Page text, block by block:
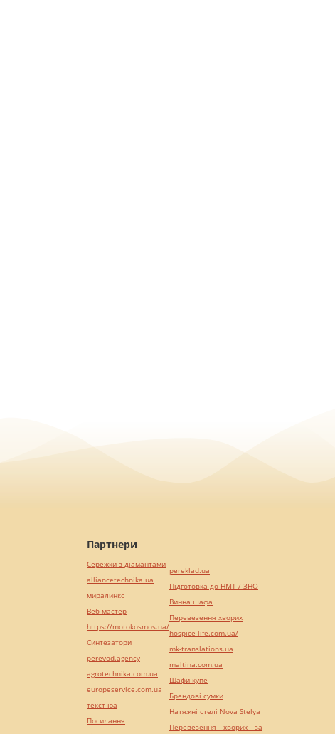
Партнери
Сережки з діамантами
alliancetechnika.ua
миралинкс
Веб мастер
https://motokosmos.ua/
Синтезатори
perevod.agency
agrotechnika.com.ua
europeservice.com.ua
текст юа
Посилання
pereklad.ua
Підготовка до НМТ / ЗНО
Винна шафа
Перевезення хворих
hospice-life.com.ua/
mk-translations.ua
maltina.com.ua
Шафи купе
Брендові сумки
Натяжні стелі Nova Stelya
Перевезення хворих за